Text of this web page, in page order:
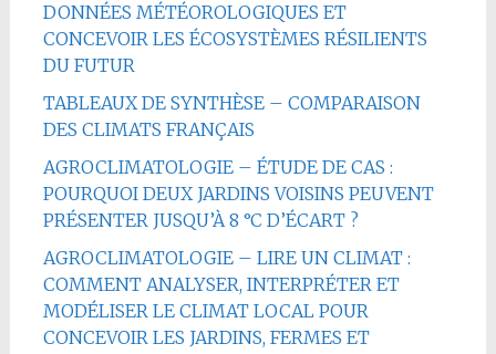
DONNÉES MÉTÉOROLOGIQUES ET
CONCEVOIR LES ÉCOSYSTÈMES RÉSILIENTS
DU FUTUR
TABLEAUX DE SYNTHÈSE – COMPARAISON
DES CLIMATS FRANÇAIS
AGROCLIMATOLOGIE – ÉTUDE DE CAS :
POURQUOI DEUX JARDINS VOISINS PEUVENT
PRÉSENTER JUSQU’À 8 °C D’ÉCART ?
AGROCLIMATOLOGIE – LIRE UN CLIMAT :
COMMENT ANALYSER, INTERPRÉTER ET
MODÉLISER LE CLIMAT LOCAL POUR
CONCEVOIR LES JARDINS, FERMES ET